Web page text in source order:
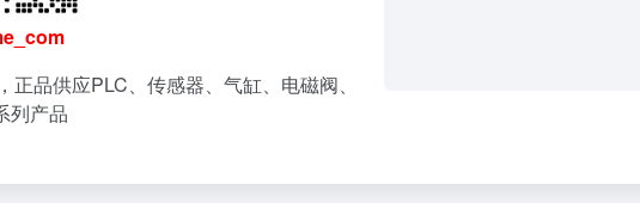
品供应PLC、传感器、气缸、电磁阀、
列产品